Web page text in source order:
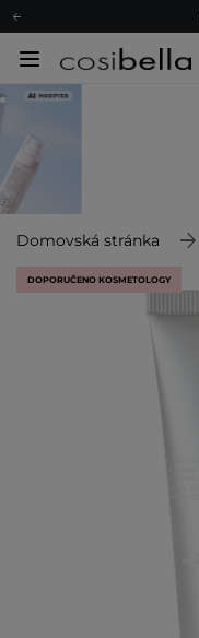
Domovská stránka
DOPORUČENO KOSMETOLOGY